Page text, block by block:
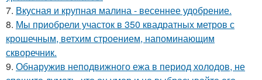
7. Вкусная и крупная малина - весеннее удобрение.
8. Мы приобрели участок в 350 квадратных метров с
крошечным, ветхим строением, напоминающим
скворечник.
9. Обнаружив неподвижного ежа в период холодов, не